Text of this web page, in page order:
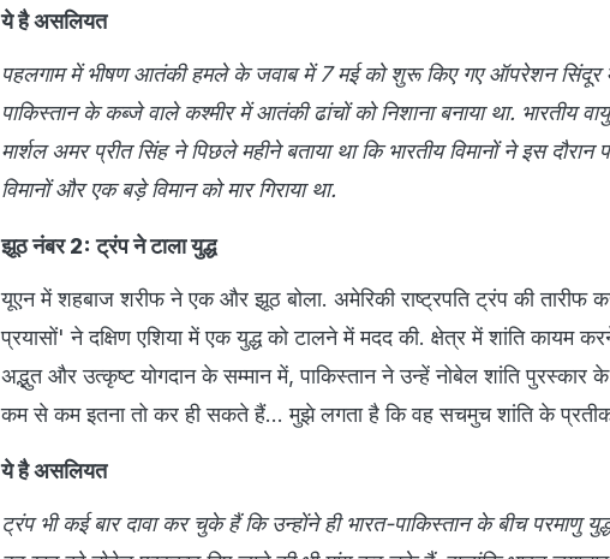
ये है असलियत
पहलगाम में भीषण आतंकी हमले के जवाब में 7 मई को शुरू किए गए ऑपरेशन सिंदूर
पाकिस्तान के कब्जे वाले कश्मीर में आतंकी ढांचों को निशाना बनाया था. भारतीय
मार्शल अमर प्रीत सिंह ने पिछले महीने बताया था कि भारतीय विमानों ने इस दौरान
विमानों और एक बड़े विमान को मार गिराया था.
झूठ नंबर 2: ट्रंप ने टाला युद्ध
यूएन में शहबाज शरीफ ने एक और झूठ बोला. अमेरिकी राष्ट्रपति ट्रंप की तारीफ
प्रयासों' ने दक्षिण एशिया में एक युद्ध को टालने में मदद की. क्षेत्र में शांति कायम
अद्भुत और उत्कृष्ट योगदान के सम्मान में, पाकिस्तान ने उन्हें नोबेल शांति पुरस्कार के
कम से कम इतना तो कर ही सकते हैं... मुझे लगता है कि वह सचमुच शांति के
ये है असलियत
ट्रंप भी कई बार दावा कर चुके हैं कि उन्होंने ही भारत-पाकिस्तान के बीच परमाणु